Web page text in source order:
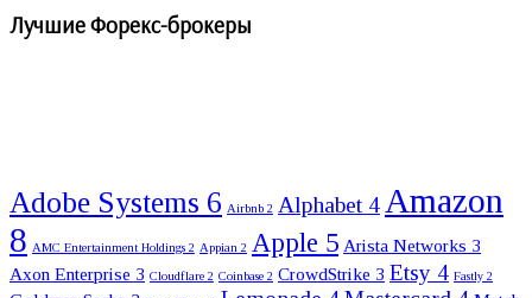
Лучшие Форекс-брокеры
Adobe Systems 6 Airbnb 2 Alphabet 4 Amazon
8 AMC Entertainment Holdings 2 Appian 2 Apple 5 Arista Networks 3
Axon Enterprise 3 Cloudflare 2 Coinbase 2 CrowdStrike 3 Etsy 4 Fastly 2